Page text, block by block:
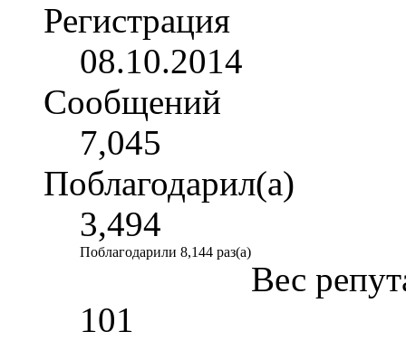
Регистрация
08.10.2014
Сообщений
7,045
Поблагодарил(а)
3,494
Поблагодарили 8,144 раз(а)
Вес
101